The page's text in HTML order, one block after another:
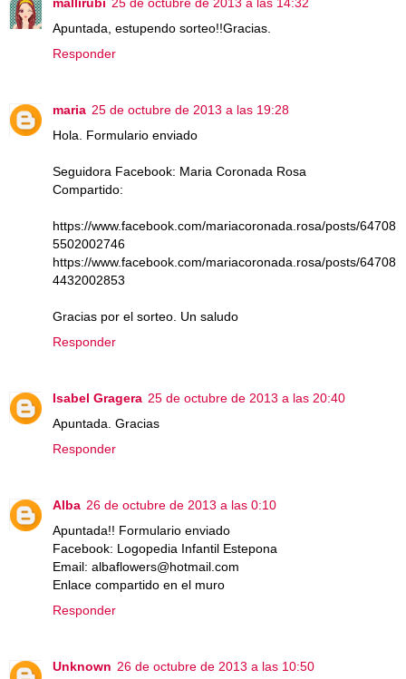
Apuntada, estupendo sorteo!!Gracias.
Responder
maria 25 de octubre de 2013 a las 19:28
Hola. Formulario enviado
Seguidora Facebook: Maria Coronada Rosa
Compartido:
https://www.facebook.com/mariacoronada.rosa/posts/64708
5502002746
https://www.facebook.com/mariacoronada.rosa/posts/64708
4432002853
Gracias por el sorteo. Un saludo
Responder
Isabel Gragera 25 de octubre de 2013 a las 20:40
Apuntada. Gracias
Responder
Alba 26 de octubre de 2013 a las 0:10
Apuntada!! Formulario enviado
Facebook: Logopedia Infantil Estepona
Email: albaflowers@hotmail.com
Enlace compartido en el muro
Responder
Unknown 26 de octubre de 2013 a las 10:50